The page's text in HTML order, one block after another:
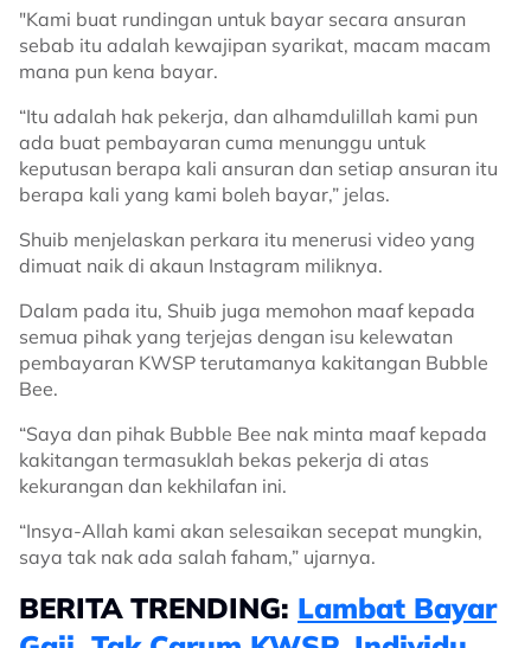
"Kami buat rundingan untuk bayar secara ansuran
sebab itu adalah kewajipan syarikat, macam macam
mana pun kena bayar.
“Itu adalah hak pekerja, dan alhamdulillah kami pun
ada buat pembayaran cuma menunggu untuk
keputusan berapa kali ansuran dan setiap ansuran itu
berapa kali yang kami boleh bayar,” jelas.
Shuib menjelaskan perkara itu menerusi video yang
dimuat naik di akaun Instagram miliknya.
Dalam pada itu, Shuib juga memohon maaf kepada
semua pihak yang terjejas dengan isu kelewatan
pembayaran KWSP terutamanya kakitangan Bubble
Bee.
“Saya dan pihak Bubble Bee nak minta maaf kepada
kakitangan termasuklah bekas pekerja di atas
kekurangan dan kekhilafan ini.
“Insya-Allah kami akan selesaikan secepat mungkin,
saya tak nak ada salah faham,” ujarnya.
BERITA TRENDING: Lambat Bayar